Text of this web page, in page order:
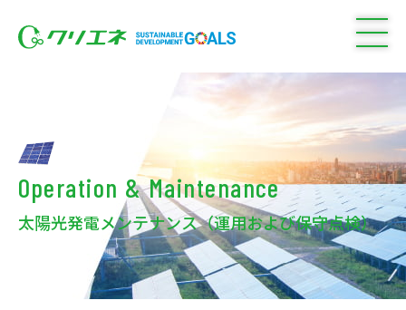
Operation & Maintenance
太陽光発電メンテナンス（運用および保守点検）